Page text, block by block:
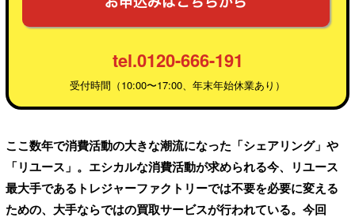
tel.0120-666-191
受付時間（10:00〜17:00、年末年始休業あり）
ここ数年で消費活動の大きな潮流になった「シェアリング」や
「リユース」。エシカルな消費活動が求められる今、リユース
最大手であるトレジャーファクトリーでは不要を必要に変える
ための、大手ならではの買取サービスが行われている。今回